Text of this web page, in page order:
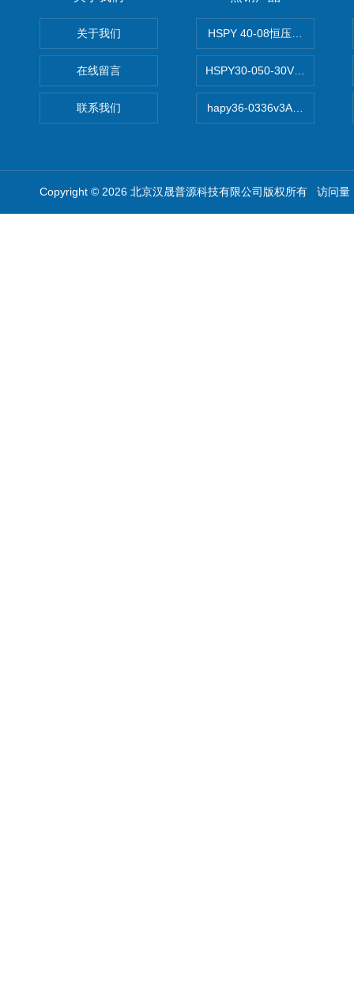
关于我们
在线留言
联系我们
HSPY 40-08恒压恒流恒功率
HSPY30-050-30V/-05A可调
hapy36-0336v3A高精度小型
Copyright © 2026 北京汉晟普源科技有限公司版权所有 访问量